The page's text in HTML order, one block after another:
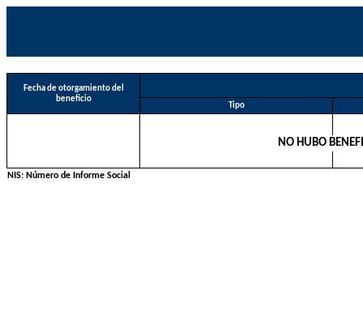
Fecha de otorgamiento del
beneficio
Tipo
NO HUBO
NIS: Número de Informe Social